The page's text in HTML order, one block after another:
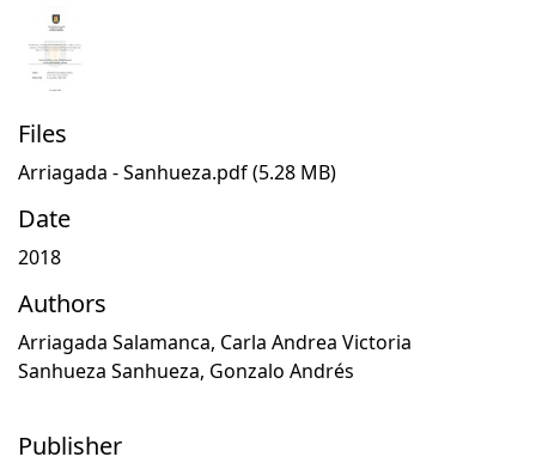
Files
Arriagada - Sanhueza.pdf(5.28 MB)
Date
2018
Authors
Arriagada Salamanca, Carla Andrea Victoria
Sanhueza Sanhueza, Gonzalo Andrés
Publisher